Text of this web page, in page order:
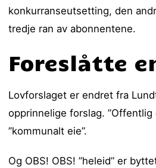
konkurranseutsetting, den
tredje ran av abonnentene.
Foreslåtte
Lovforslaget er endret fra
opprinnelige forslag.
”kommunalt eie”.
Og OBS! OBS! ”heleid” er